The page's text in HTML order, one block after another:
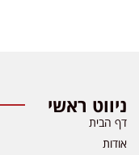
ניווט ראשי
דף הבית
אודות